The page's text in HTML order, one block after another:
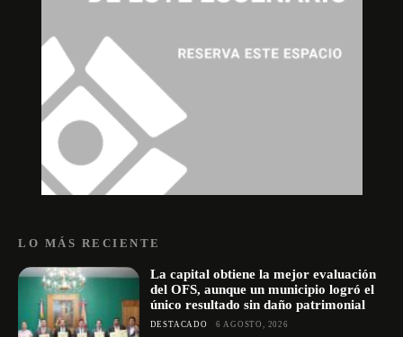
LO MÁS RECIENTE
La capital obtiene la mejor evaluación
del OFS, aunque un municipio logró el
único resultado sin daño patrimonial
DESTACADO 6 AGOSTO, 2026